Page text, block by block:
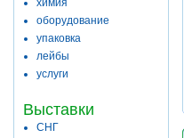
химия
оборудование
упаковка
лейбы
услуги
Выставки
СНГ